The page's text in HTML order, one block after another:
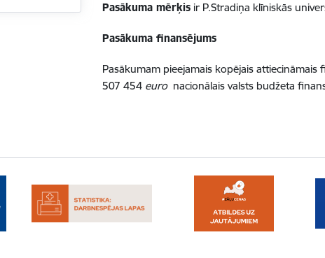
Pasākuma mērķis ir P.Stradiņa klīniskās
Pasākuma finansējums
Pasākumam pieejamais kopējais
507 454 euronacionālais valsts budžeta